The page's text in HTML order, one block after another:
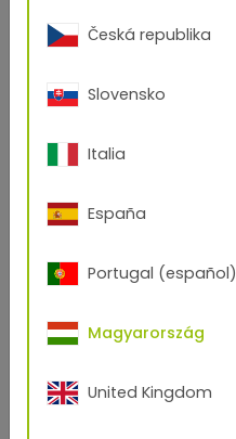
Tájékozódjon itt.Česká republika
Slovensko
Italia
España
Portugal (español)
Magyarország
United Kingdom